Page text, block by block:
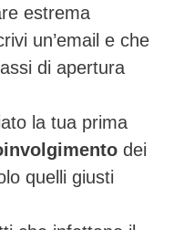
estrema
un’email e che
di apertura
la tua prima
dei
quelli giusti